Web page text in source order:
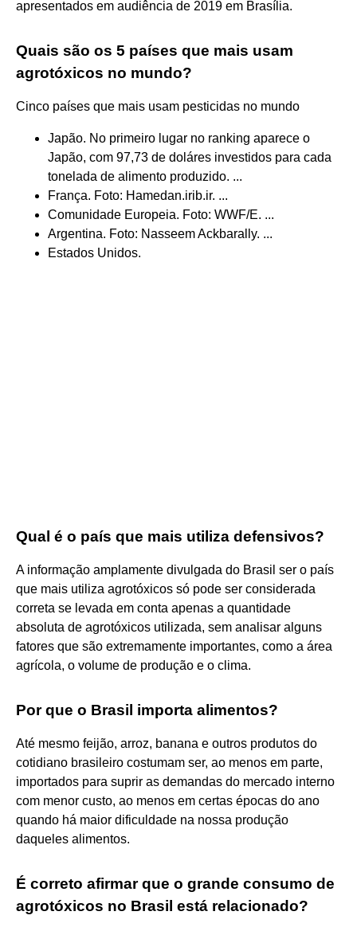
apresentados em audiência de 2019 em Brasília.
Quais são os 5 países que mais usam
agrotóxicos no mundo?
Cinco países que mais usam pesticidas no mundo
Japão. No primeiro lugar no ranking aparece o
Japão, com 97,73 de doláres investidos para cada
tonelada de alimento produzido. ...
França. Foto: Hamedan.irib.ir. ...
Comunidade Europeia. Foto: WWF/E. ...
Argentina. Foto: Nasseem Ackbarally. ...
Estados Unidos.
Qual é o país que mais utiliza defensivos?
A informação amplamente divulgada do Brasil ser o país
que mais utiliza agrotóxicos só pode ser considerada
correta se levada em conta apenas a quantidade
absoluta de agrotóxicos utilizada, sem analisar alguns
fatores que são extremamente importantes, como a área
agrícola, o volume de produção e o clima.
Por que o Brasil importa alimentos?
Até mesmo feijão, arroz, banana e outros produtos do
cotidiano brasileiro costumam ser, ao menos em parte,
importados para suprir as demandas do mercado interno
com menor custo, ao menos em certas épocas do ano
quando há maior dificuldade na nossa produção
daqueles alimentos.
É correto afirmar que o grande consumo de
agrotóxicos no Brasil está relacionado?